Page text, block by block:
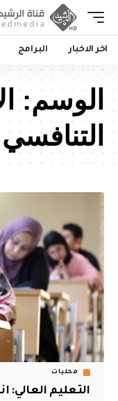
اخر الاخبار البرامج
الوسم:
التنافسي
محليات
التعليم العالي: